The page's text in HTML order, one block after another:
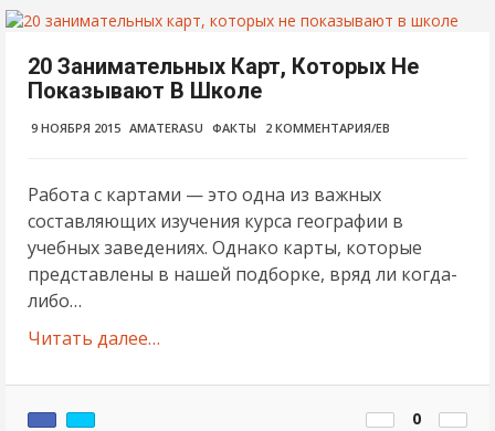
20 Занимательных Карт, Которых Не
Показывают В Школе
9 НОЯБРЯ 2015 AMATERASU ФАКТЫ 2 КОММЕНТАРИЯ/ЕВ
Работа с картами — это одна из важных
составляющих изучения курса географии в
учебных заведениях. Однако карты, которые
представлены в нашей подборке, вряд ли когда-
либо…
Читать далее…
0